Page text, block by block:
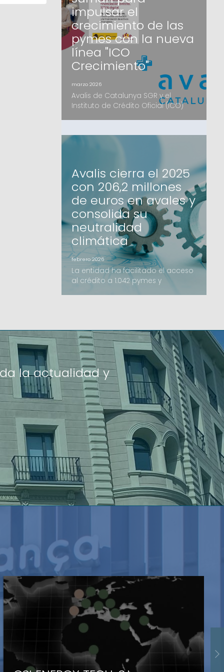
catalanesEl fondo, que ofrecerá
financiación de hasta 4 millones d
impulsar el
crecimiento de las
pymes con la nueva
línea "ICO
Crecimiento"
marzo 2026
Avalis de Catalunya SGR y el
Instituto de Crédito Oficial (ICO)
facilitar el acceso a la financiación
medianas empresas podrán
acceder a recursos en
condiciones preferentes y con el
apoyo de la garan
Avalis cierra el 2025
con 206,2 millones
de euros en avales y
consolida su
neutralidad
climática
febrero 2026
La entidad ha facilitado el acceso
al crédito a 1.042 pymes y
Catalunya ha cerrado el ejercicio
2025 con un volumen de importe
formalizado de 206,2 millones de
euros, una cifra que supera los
resultados del año anterior. La ac
la actualidad y